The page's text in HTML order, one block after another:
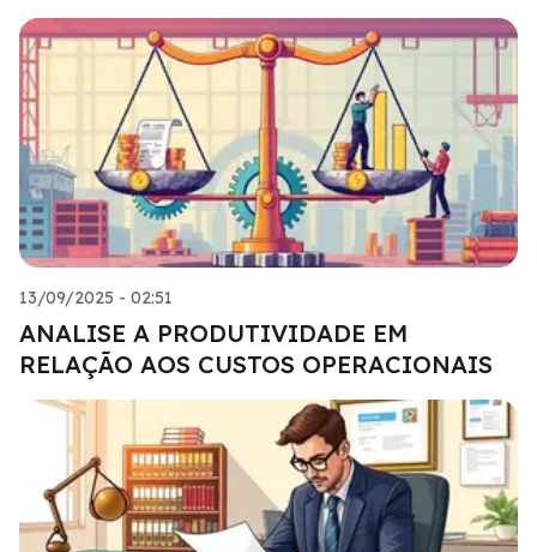
13/09/2025 - 02:51
ANALISE A PRODUTIVIDADE EM
RELAÇÃO AOS CUSTOS OPERACIONAIS